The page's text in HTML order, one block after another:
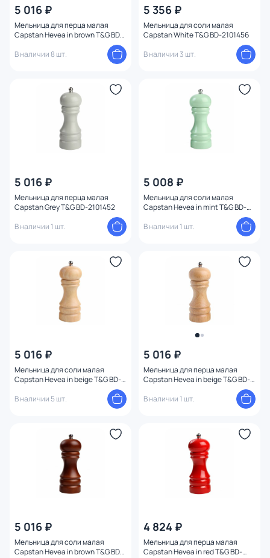
5 016 ₽
Мельница для перца малая
Capstan Hevea in brown T&G BD-
В наличии 8 шт.
5 356 ₽
Мельница для соли малая
Capstan White T&G BD-2101456
В наличии 3 шт.
5 016 ₽
Мельница для перца малая
Capstan Grey T&G BD-2101452
В наличии 1 шт.
5 008 ₽
Мельница для соли малая
Capstan Hevea in mint T&G BD-
В наличии 1 шт.
5 016 ₽
Мельница для соли малая
Capstan Hevea in beige T&G BD-
В наличии 5 шт.
5 016 ₽
Мельница для перца малая
Capstan Hevea in beige T&G BD-
В наличии 1 шт.
5 016 ₽
Мельница для соли малая
Capstan Hevea in brown T&G BD-
4 824 ₽
Мельница для перца малая
Capstan Hevea in red T&G BD-